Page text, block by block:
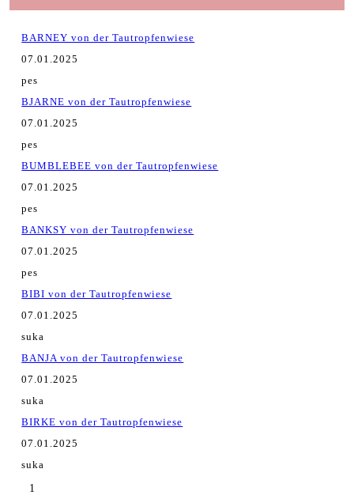
BARNEY von der Tautropfenwiese
07.01.2025
pes
BJARNE von der Tautropfenwiese
07.01.2025
pes
BUMBLEBEE von der Tautropfenwiese
07.01.2025
pes
BANKSY von der Tautropfenwiese
07.01.2025
pes
BIBI von der Tautropfenwiese
07.01.2025
suka
BANJA von der Tautropfenwiese
07.01.2025
suka
BIRKE von der Tautropfenwiese
07.01.2025
suka
1